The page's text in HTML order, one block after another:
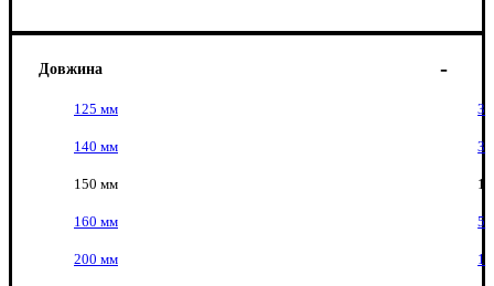
Довжина
125 мм 3
140 мм 3
150 мм 1
160 мм 5
200 мм 1